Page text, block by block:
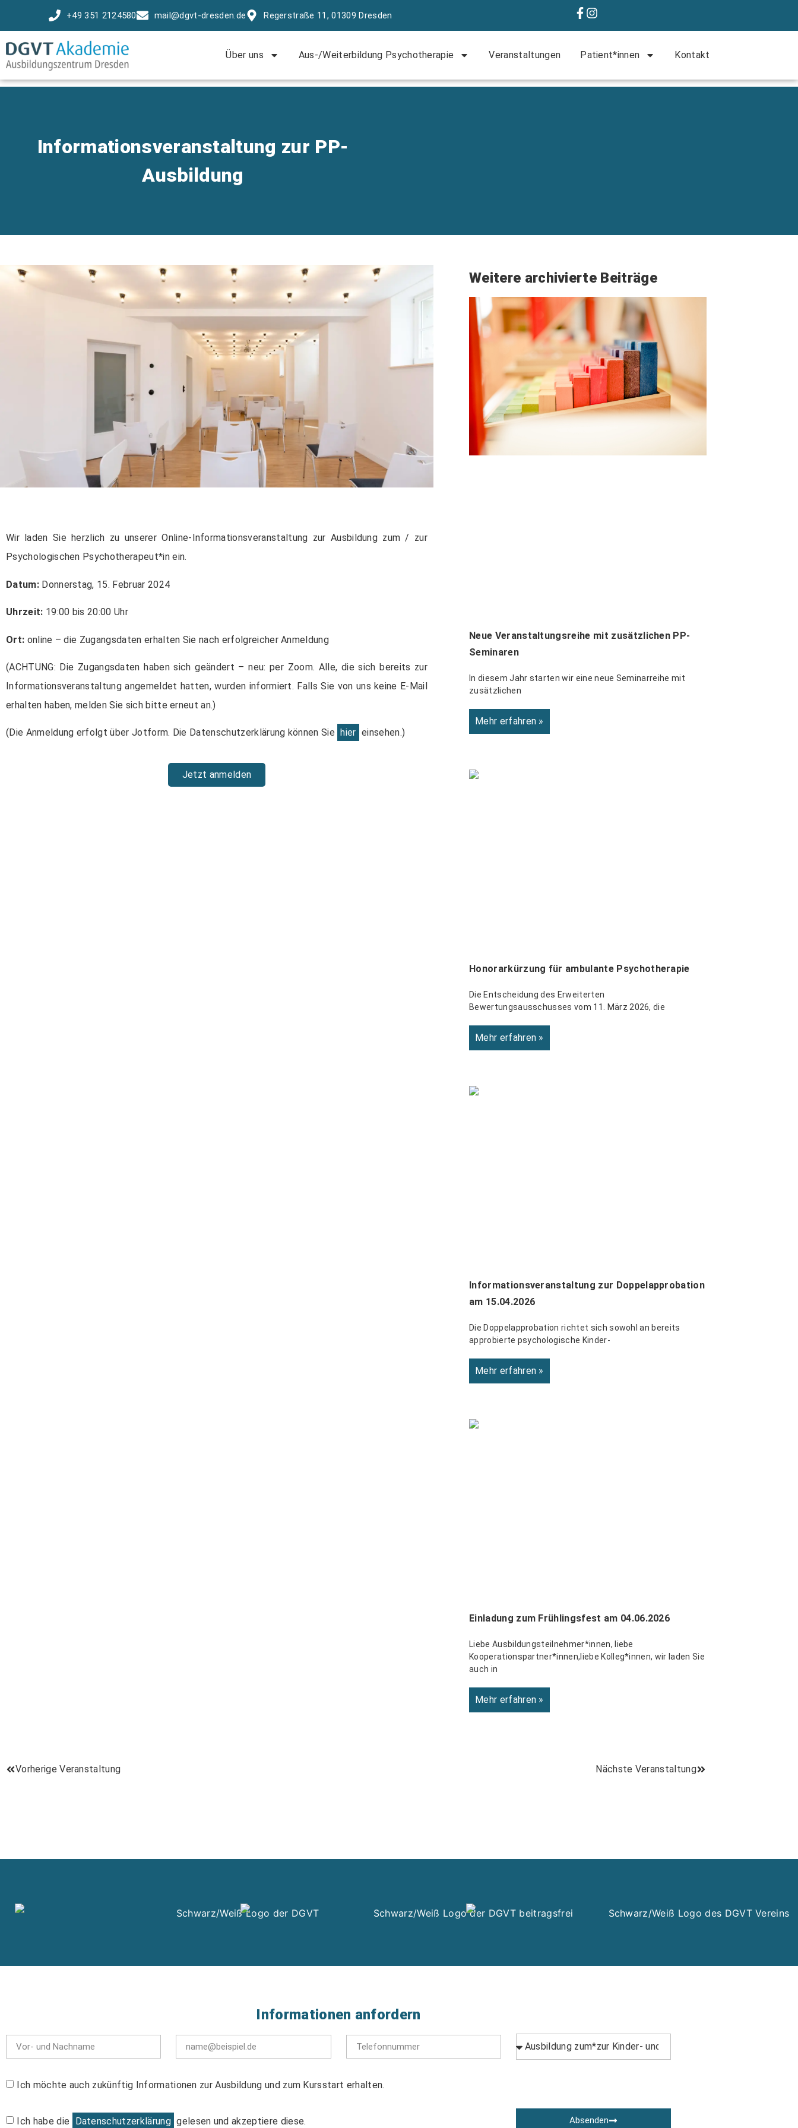
+49 351 2124580 mail@dgvt-dresden.de Regerstraße 11, 01309 Dresden
Über uns Aus-/Weiterbildung Psychotherapie Veranstaltungen Patient*innen Kontakt
Informationsveranstaltung zur PP-
Ausbildung
Wir laden Sie herzlich zu unserer Online-Informationsveranstaltung zur Ausbildung zum / zur
Psychologischen Psychotherapeut*in ein.
Datum:Donnerstag, 15. Februar 2024
Uhrzeit: 19:00 bis 20:00 Uhr
Ort: online – die Zugangsdaten erhalten Sie nach erfolgreicher Anmeldung
(ACHTUNG: Die Zugangsdaten haben sich geändert – neu: per Zoom. Alle, die sich bereits zur
Informationsveranstaltung angemeldet hatten, wurden informiert. Falls Sie von uns keine E-Mail
erhalten haben, melden Sie sich bitte erneut an.)
(Die Anmeldung erfolgt über Jotform. Die Datenschutzerklärung können Sie hier einsehen.)
Jetzt anmelden
Weitere archivierte Beiträge
Neue Veranstaltungsreihe mit zusätzlichen PP-
Seminaren
In diesem Jahr starten wir eine neue Seminarreihe mit
zusätzlichen
Mehr erfahren »
Honorarkürzung für ambulante Psychotherapie
Die Entscheidung des Erweiterten
Bewertungsausschusses vom 11. März 2026, die
Mehr erfahren »
Informationsveranstaltung zur Doppelapprobation
am 15.04.2026
Die Doppelapprobation richtet sich sowohl an bereits
approbierte psychologische Kinder-
Mehr erfahren »
Einladung zum Frühlingsfest am 04.06.2026
Liebe Ausbildungsteilnehmer*innen, liebe
Kooperationspartner*innen,liebe Kolleg*innen, wir laden Sie
auch in
Mehr erfahren »
Vorherige Veranstaltung Nächste Veranstaltung
Informationen anfordern
Ich möchte auch zukünftig Informationen zur Ausbildung und zum Kursstart erhalten.
Ich habe die Datenschutzerklärung gelesen und akzeptiere diese. Absenden